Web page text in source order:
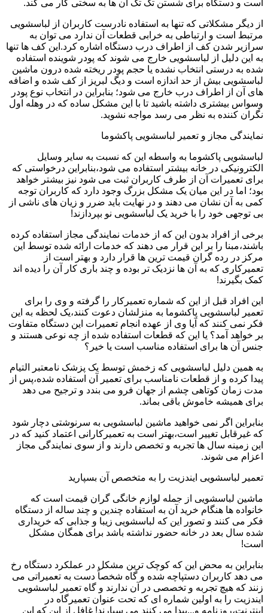
است و دستگاه برای شستن تک تک آن ها به سختی کار می کند.
از دیگر مشکلاتی که تنها به استفاده نادرست کاربران از لباسشویی
مرتبط است و ارتباطی به خرابی قطعات آن ندارد می توان به
سرازیر شدن کف از اطراف درب دستگاه اشاره کرد.این کف ها تنها
به این دلیل از لباسشویی خارج می شوند که پودر شوینده استفاده
شده به درستی انتخاب نشده یا حجم پودر ریخته شده درون ماشین
لباسشویی بیش از حد اندازه است و دیگ لبریز از کف شده و اضافه
های آن از اطراف درب خارج می شود؛ بنابراین در انتخاب نوع پودر
وسواس بیشتری داشته باشید تا با این مشکل ساده که در وهله اول
نگران کننده به نظر می رسد مواجه نشوید.
نمایندگی مجاز و تعمیر لباسشویی پاکشوما
لباسشویی پاکشوما به واسطه این که نسبت به سایر وسایل
الکترونیکی در خانه بیشتر استفاده می شود،بنابراین درخواستی که
برای تعمیرات آن از طرف کاربران ثبت می شود نیز بیشتر خواهد
بود؛ اما در این میان یک مشکل بزرگ وجود دارد که کاربران توجه
کمی به آن نشان می دهند و در نهایت باید ضرر و زیان های ناشی از
بی توجهی خود را با خرید یک لباسشویی نو بپردازند!
برخی از افراد بدون این که از خدمات نمایندگی مجاز استفاده کرده
باشند،مبنا را بر این قرار می دهند که خدمات ارائه شده توسط این
مرکز در رده گران قیمت ترین ها قرار دارد و بهتر است از
تعمیرکاری که به آن ها نزدیک تر بوده و چند باری کار آن را دیده اند
کمک بگیرند!
این افراد قبل از این که شماره تعمیرکار را گرفته و وی را برای
تعمیر لباسشویی پاکشوما به منزلشان دعوت کنند،یک لحظه به این
فکر نمی کنند که آیا وی از عهده انجام تعمیرات این دستگاه متفاوت
بر خواهد آمد؟ یا این که قطعات استفاده شده از چه نوعی هستند و
جنس آن ها برای استفاده مناسب است یا خیر؟
به همین دلیل لباسشویی که زخمش توسط یک پزشک نامعتبر التیام
پیدا کرده و از قطعات نامناسب برای تعمیر آن استفاده شده،پس از
مدت زمان کوتاهی چشم از جهان فرو می بندد و ترجیح می دهد
برای همیشه خاموش باقی بماند.
بنابراین اگر نمی خواهید ماشین لباسشویی به سرنوشتی دچار شود
که غیرقابل تغییر است،بهتر است به تعمیرکارانی اعتماد کنید که در
این زمینه سال ها تجربه و تخصص دارند و از سوی نمایندگی مجاز
اعزام می شوند.
تعمیر لباسشویی ایندزیت را به متخصص آن بسپارید
ماشین لباسشویی از جمله لوازم خانگی گران قیمت است که
خانواده ها هنگام خرید آن به استفاده چندین و چند ساله از دستگاه
فکر می کنند و تصور این که لباسشویی زیبا و جذابی که خریداری
شده سال بعد در خانه حضور نداشته باشد برای همگان مشکل
است!
بنابراین به محض این که کوچک ترین مشکل در عملکرد دستگاه رخ
می دهد کاربران دستپاچه شده و گاه شخصاً دست به تعمیراتی می
زنند که هیچ تجربه و تخصصی در آن ندارند و گاه تعمیر لباسشویی
ایندزیت را به اولین شماره ای که تحت عنوان تعمیرگاه در
اینترنت،روزنامه و...پیدا می کنند می سپارند! غافل از این که این